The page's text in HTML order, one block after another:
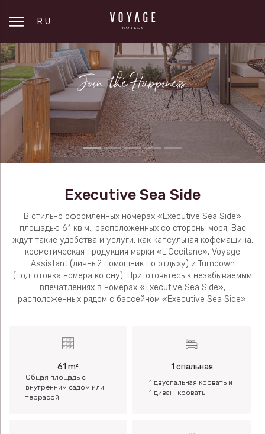
RU
Executive Sea Side
В стильно оформленных номерах «Executive Sea Side»
площадью 61 кв.м., расположенных со стороны моря, Вас
ждут такие удобства и услуги, как капсульная кофемашина,
косметическая продукция марки «L'Occitane», Voyage
Assistant (личный помощник по отдыху) и Turndown
(подготовка номера ко сну). Приготовьтесь к незабываемым
впечатлениях в номерах «Executive Sea Side»,
расположенных рядом с бассейном «Executive Sea Side».
61 m²
Общая площадь с
внутренним садом или
террасой
1 спальная
1 двуспальная кровать и
1 диван-кровать